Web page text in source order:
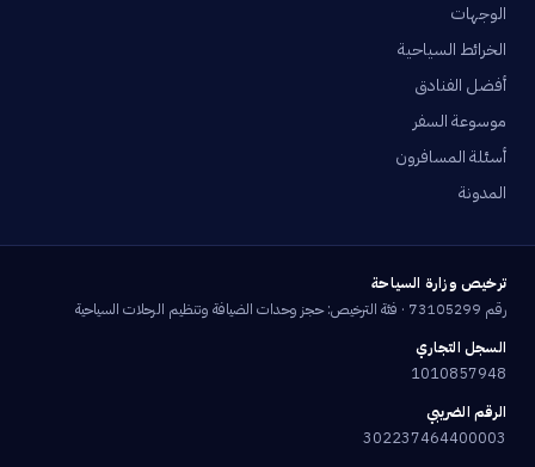
الوجهات
الخرائط السياحية
أفضل الفنادق
موسوعة السفر
أسئلة المسافرون
المدونة
ترخيص وزارة السياحة
رقم 73105299 · فئة الترخيص: حجز وحدات الضيافة وتنظيم الرحلات السياحية
السجل التجاري
1010857948
الرقم الضريبي
302237464400003